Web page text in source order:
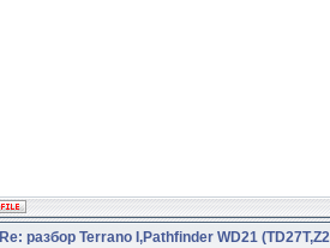
Re: разбор Terrano I,Pathfinder WD21